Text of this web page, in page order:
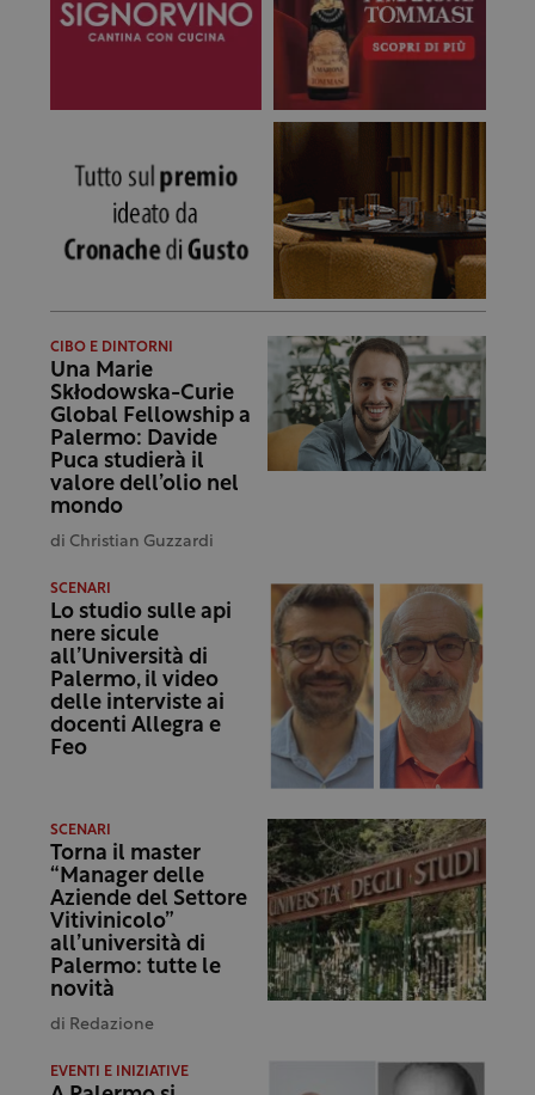
CIBO E DINTORNI
Una Marie
Skłodowska-Curie
Global Fellowship a
Palermo: Davide
Puca studierà il
valore dell’olio nel
mondo
di Christian Guzzardi
SCENARI
Lo studio sulle api
nere sicule
all’Università di
Palermo, il video
delle interviste ai
docenti Allegra e
Feo
SCENARI
Torna il master
“Manager delle
Aziende del Settore
Vitivinicolo”
all’università di
Palermo: tutte le
novità
di Redazione
EVENTI E INIZIATIVE